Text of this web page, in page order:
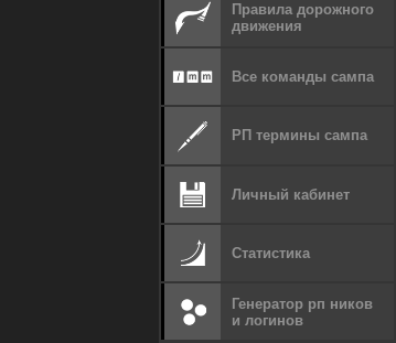
Правила дорожного
движения
Все команды сампа
РП термины сампа
Личный кабинет
Статистика
Генератор рп ников
и логинов